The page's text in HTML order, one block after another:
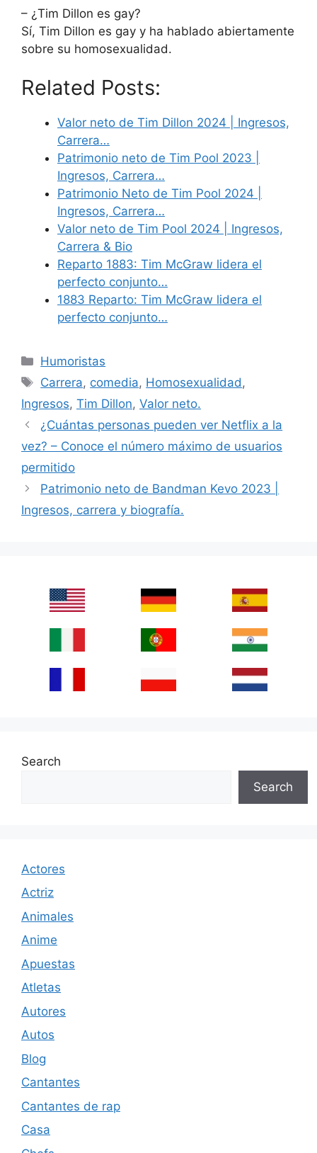
– ¿Tim Dillon es gay?
Sí, Tim Dillon es gay y ha hablado abiertamente
sobre su homosexualidad.
Related Posts:
Valor neto de Tim Dillon 2024 | Ingresos,
Carrera…
Patrimonio neto de Tim Pool 2023 |
Ingresos, Carrera…
Patrimonio Neto de Tim Pool 2024 |
Ingresos, Carrera…
Valor neto de Tim Pool 2024 | Ingresos,
Carrera & Bio
Reparto 1883: Tim McGraw lidera el
perfecto conjunto…
1883 Reparto: Tim McGraw lidera el
perfecto conjunto…
Categories
Humoristas
Tags
Carrera, comedia, Homosexualidad,
Ingresos, Tim Dillon, Valor neto.
¿Cuántas personas pueden ver Netflix a la
vez? – Conoce el número máximo de usuarios
permitido
Patrimonio neto de Bandman Kevo 2023 |
Ingresos, carrera y biografía.
Search
Search
Actores
Actriz
Animales
Anime
Apuestas
Atletas
Autores
Autos
Blog
Cantantes
Cantantes de rap
Casa